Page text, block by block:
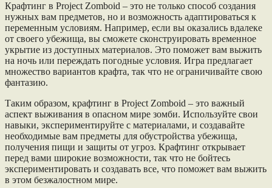
Крафтинг в Project Zomboid – это не только способ создания
нужных вам предметов, но и возможность адаптироваться к
переменным условиям. Например, если вы оказались вдалеке
от своего убежища, вы сможете сконструировать временное
укрытие из доступных материалов. Это поможет вам выжить
на ночь или переждать погодные условия. Игра предлагает
множество вариантов крафта, так что не ограничивайте свою
фантазию.
Таким образом, крафтинг в Project Zomboid – это важный
аспект выживания в опасном мире зомби. Используйте свои
навыки, экспериментируйте с материалами, и создавайте
необходимые вам предметы для обустройства убежища,
получения пищи и защиты от угроз. Крафтинг открывает
перед вами широкие возможности, так что не бойтесь
экспериментировать и создавать все, что поможет вам выжить
в этом безжалостном мире.